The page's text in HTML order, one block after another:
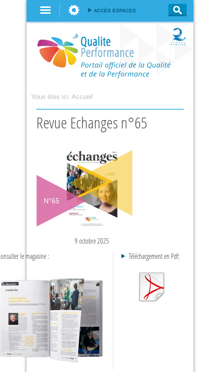
ACCÈS ESPACES
Vous êtes ici: Accueil
Revue Echanges n°65
N°65
9 octobre 2025
le magasine :
Téléchargement en Pdf: